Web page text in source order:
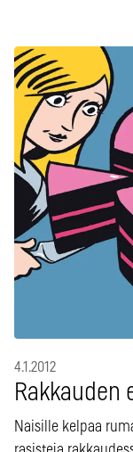
4.1.2012
Rakkauden
Naisille kelpaa